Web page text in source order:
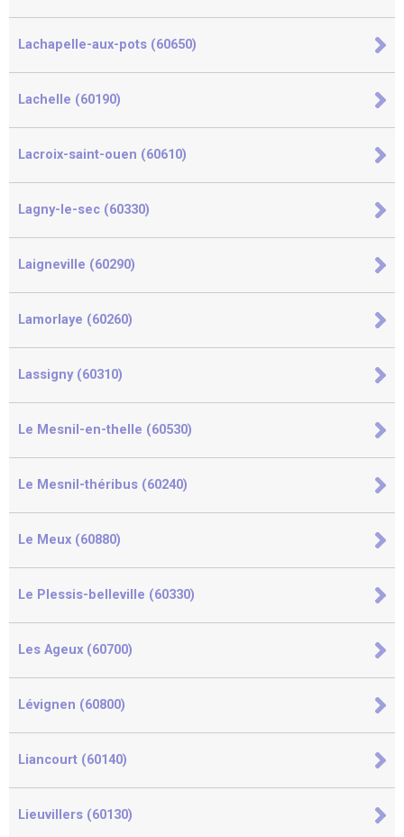
Lachapelle-aux-pots (60650)
Lachelle (60190)
Lacroix-saint-ouen (60610)
Lagny-le-sec (60330)
Laigneville (60290)
Lamorlaye (60260)
Lassigny (60310)
Le Mesnil-en-thelle (60530)
Le Mesnil-théribus (60240)
Le Meux (60880)
Le Plessis-belleville (60330)
Les Ageux (60700)
Lévignen (60800)
Liancourt (60140)
Lieuvillers (60130)